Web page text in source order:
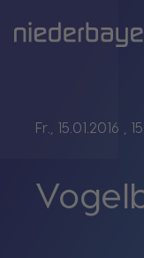
Fr., 15.01.2016 ,